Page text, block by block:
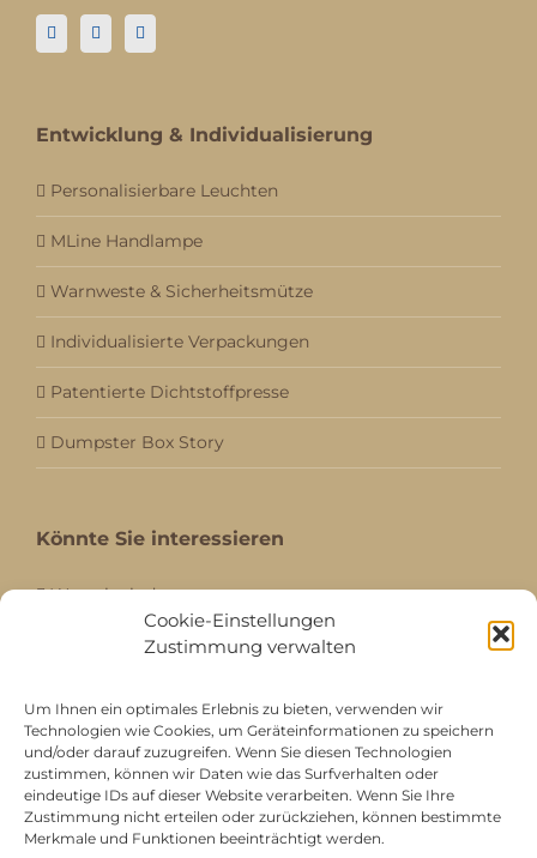
Cookie-Einstellungen
Zustimmung verwalten
Um Ihnen ein optimales Erlebnis zu bieten, verwenden wir
Technologien wie Cookies, um Geräteinformationen zu speichern
und/oder darauf zuzugreifen. Wenn Sie diesen Technologien
zustimmen, können wir Daten wie das Surfverhalten oder
eindeutige IDs auf dieser Website verarbeiten. Wenn Sie Ihre
Zustimmung nicht erteilen oder zurückziehen, können bestimmte
Merkmale und Funktionen beeinträchtigt werden.
Entwicklung & Individualisierung
Personalisierbare Leuchten
MLine Handlampe
Warnweste & Sicherheitsmütze
Individualisierte Verpackungen
Patentierte Dichtstoffpresse
Dumpster Box Story
Könnte Sie interessieren
Wer wir sind
Fachmessebesuch
Kataloge
Aktuell / Saison
Referenzen